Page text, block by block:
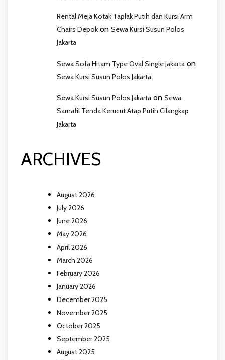
Rental Meja Kotak Taplak Putih dan Kursi Arm
Chairs Depok on Sewa Kursi Susun Polos
Jakarta
Sewa Sofa Hitam Type Oval Single Jakarta on
Sewa Kursi Susun Polos Jakarta
Sewa Kursi Susun Polos Jakarta on Sewa
Sarnafil Tenda Kerucut Atap Putih Cilangkap
Jakarta
ARCHIVES
August 2026
July 2026
June 2026
May 2026
April 2026
March 2026
February 2026
January 2026
December 2025
November 2025
October 2025
September 2025
August 2025